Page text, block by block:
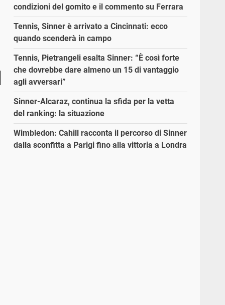
condizioni del gomito e il commento su Ferrara
Tennis, Sinner è arrivato a Cincinnati: ecco
quando scenderà in campo
Tennis, Pietrangeli esalta Sinner: “È così forte
che dovrebbe dare almeno un 15 di vantaggio
agli avversari”
Sinner-Alcaraz, continua la sfida per la vetta
del ranking: la situazione
Wimbledon: Cahill racconta il percorso di Sinner
dalla sconfitta a Parigi fino alla vittoria a Londra